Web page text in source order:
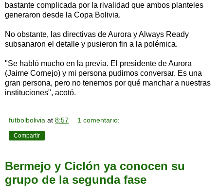
bastante complicada por la rivalidad que ambos planteles
generaron desde la Copa Bolivia.
No obstante, las directivas de Aurora y Always Ready
subsanaron el detalle y pusieron fin a la polémica.
"Se habló mucho en la previa. El presidente de Aurora
(Jaime Cornejo) y mi persona pudimos conversar. Es una
gran persona, pero no tenemos por qué manchar a nuestras
instituciones", acotó.
futbolbolivia at 8:57 1 comentario:
Compartir
Bermejo y Ciclón ya conocen su
grupo de la segunda fase